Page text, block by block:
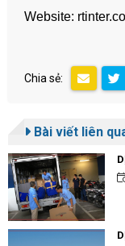
Website:
Chia sẻ:
Bài viết liên